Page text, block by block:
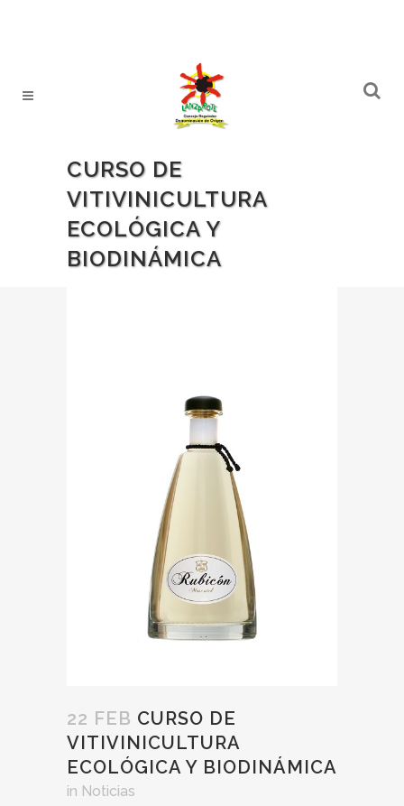
CURSO DE
VITIVINICULTURA
ECOLÓGICA Y
BIODINÁMICA
22 FEB CURSO DE
VITIVINICULTURA
ECOLÓGICA Y BIODINÁMICA
in Noticias